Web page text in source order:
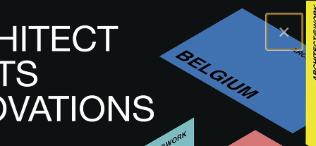
×
A@WX Innovationen Innenfertigung WOODY